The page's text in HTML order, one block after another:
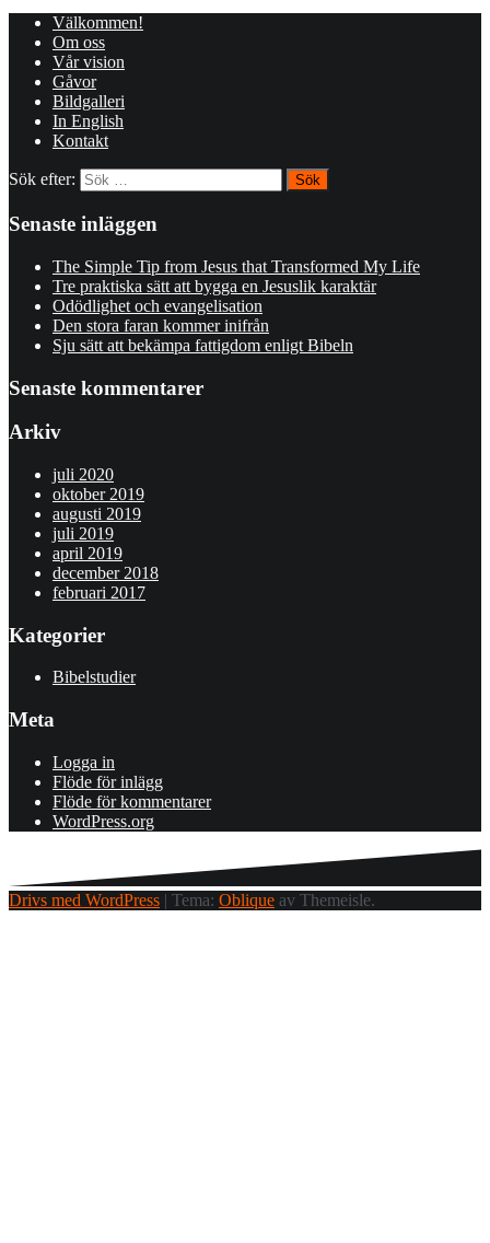
Välkommen!
Om oss
Vår vision
Gåvor
Bildgalleri
In English
Kontakt
Sök efter:
Senaste inläggen
The Simple Tip from Jesus that Transformed My Life
Tre praktiska sätt att bygga en Jesuslik karaktär
Odödlighet och evangelisation
Den stora faran kommer inifrån
Sju sätt att bekämpa fattigdom enligt Bibeln
Senaste kommentarer
Arkiv
juli 2020
oktober 2019
augusti 2019
juli 2019
april 2019
december 2018
februari 2017
Kategorier
Bibelstudier
Meta
Logga in
Flöde för inlägg
Flöde för kommentarer
WordPress.org
Drivs med WordPress | Tema: Oblique av Themeisle.